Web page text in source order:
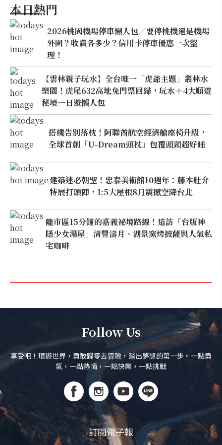
本日熱門
2026桃園機場停車懶人包／要停桃機還是機場
外圍？收費各多少？信用卡停車優惠一次整
理！
【雲林親子玩水】全台唯一「虎爺主題」叢林水
樂園！虎尾632高地免門票回歸，玩水＋4大順遊
秘境一日遊懶人包
搭機告別落枕！阿聯酋航空經濟艙座椅升級，
全球首創「U-Dream頭枕」包覆頭頸超好睡
建築迷必朝聖！忠泰美術館10週年：藤本壯介
特展打頭陣，1:5大屋根8月震撼空降台北
離市區15分鐘的嘉義祕境路線！造訪「台版神
隱少女湯屋」清豐濤月、湖景窯烤披薩與人氣私
宅咖啡
Follow Us
享受吧！環遊世界，勇敢歸零去冒險，踏出夢想的第一步。一點勇
氣，一點熱情，一點快樂，一點挑戰
訂閱電子報